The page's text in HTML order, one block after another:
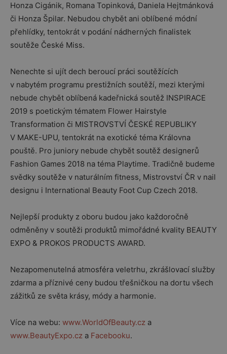
Honza Cigánik, Romana Topinková, Daniela Hejtmánková
či Honza Špilar. Nebudou chybět ani oblíbené módní
přehlídky, tentokrát v podání nádherných finalistek
soutěže České Miss.
Nenechte si ujít dech beroucí práci soutěžících
v nabytém programu prestižních soutěží, mezi kterými
nebude chybět oblíbená kadeřnická soutěž INSPIRACE
2019 s poetickým tématem Flower Hairstyle
Transformation či MISTROVSTVÍ ČESKÉ REPUBLIKY
V MAKE-UPU, tentokrát na exotické téma Královna
pouště. Pro juniory nebude chybět soutěž designerů
Fashion Games 2018 na téma Playtime. Tradičně budeme
svědky soutěže v naturálním fitness, Mistrovství ČR v nail
designu i International Beauty Foot Cup Czech 2018.
Nejlepší produkty z oboru budou jako každoročně
odměněny v soutěži produktů mimořádné kvality BEAUTY
EXPO & PROKOS PRODUCTS AWARD.
Nezapomenutelná atmosféra veletrhu, zkrášlovací služby
zdarma a příznivé ceny budou třešničkou na dortu všech
zážitků ze světa krásy, módy a harmonie.
Více na webu: www.WorldOfBeauty.cz a
www.BeautyExpo.cz a Facebooku.